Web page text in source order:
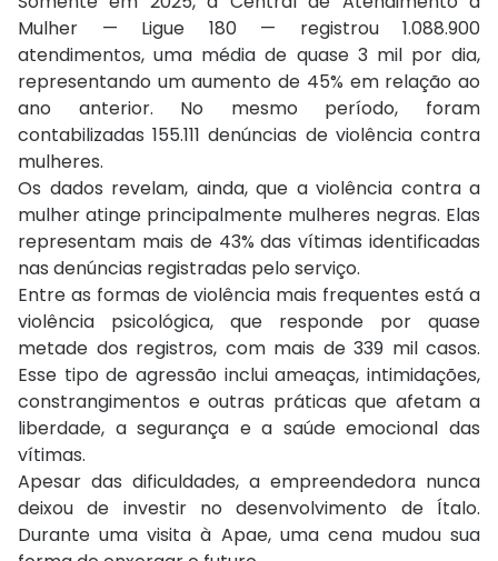
Mulher — Ligue 180 — registrou 1.088.900
atendimentos, uma média de quase 3 mil por dia,
representando um aumento de 45% em relação ao
ano anterior. No mesmo período, foram
contabilizadas 155.111 denúncias de violência contra
mulheres.
Os dados revelam, ainda, que a violência contra a
mulher atinge principalmente mulheres negras. Elas
representam mais de 43% das vítimas identificadas
nas denúncias registradas pelo serviço.
Entre as formas de violência mais frequentes está a
violência psicológica, que responde por quase
metade dos registros, com mais de 339 mil casos.
Esse tipo de agressão inclui ameaças, intimidações,
constrangimentos e outras práticas que afetam a
liberdade, a segurança e a saúde emocional das
vítimas.
Apesar das dificuldades, a empreendedora nunca
deixou de investir no desenvolvimento de Ítalo.
Durante uma visita à Apae, uma cena mudou sua